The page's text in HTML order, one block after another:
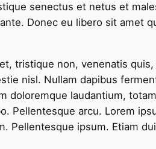
senectus et netus et
Donec eu libero sit amet
tristique non, venenatis
nisl. Nullam dapibus
doloremque laudantium,
Pellentesque arcu. Lorem
Pellentesque ipsum. Etiam